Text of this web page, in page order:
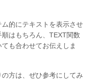
的にテキストを表示させ
はもちろん、TEXT関数
も合わせてお伝えしま
方は、ぜひ参考にしてみ